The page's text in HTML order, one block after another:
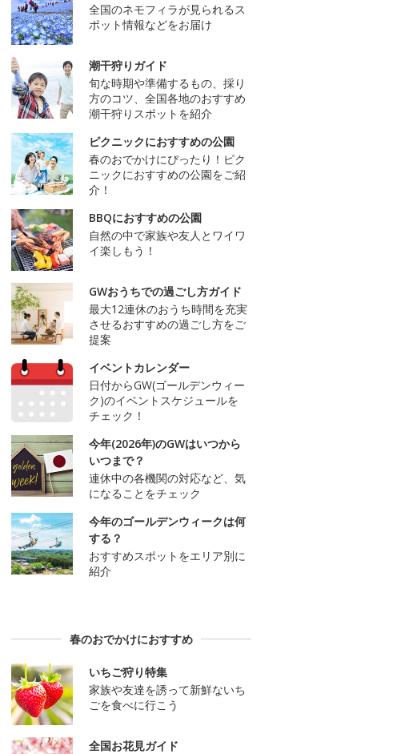
全国のネモフィラが見られるス
ポット情報などをお届け
潮干狩りガイド
旬な時期や準備するもの、採り
方のコツ、全国各地のおすすめ
潮干狩りスポットを紹介
ピクニックにおすすめの公園
春のおでかけにぴったり！ピク
ニックにおすすめの公園をご紹
介！
BBQにおすすめの公園
自然の中で家族や友人とワイワ
イ楽しもう！
GWおうちでの過ごし方ガイド
最大12連休のおうち時間を充実
させるおすすめの過ごし方をご
提案
イベントカレンダー
日付からGW(ゴールデンウィー
ク)のイベントスケジュールを
チェック！
今年(2026年)のGWはいつから
いつまで？
連休中の各機関の対応など、気
になることをチェック
今年のゴールデンウィークは何
する？
おすすめスポットをエリア別に
紹介
春のおでかけにおすすめ
いちご狩り特集
家族や友達を誘って新鮮ないち
ごを食べに行こう
全国お花見ガイド